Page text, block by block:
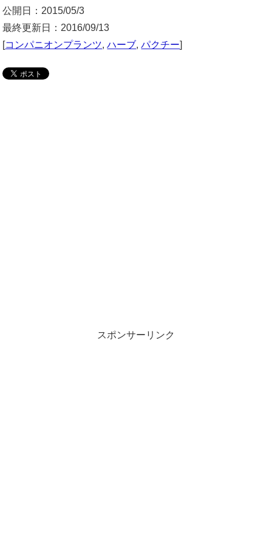
公開日：2015/05/3
最終更新日：2016/09/13
[コンパニオンプランツ,ハーブ,パクチー]
スポンサーリンク